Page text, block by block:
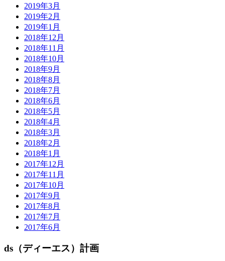
2019年3月
2019年2月
2019年1月
2018年12月
2018年11月
2018年10月
2018年9月
2018年8月
2018年7月
2018年6月
2018年5月
2018年4月
2018年3月
2018年2月
2018年1月
2017年12月
2017年11月
2017年10月
2017年9月
2017年8月
2017年7月
2017年6月
ds（ディーエス）計画